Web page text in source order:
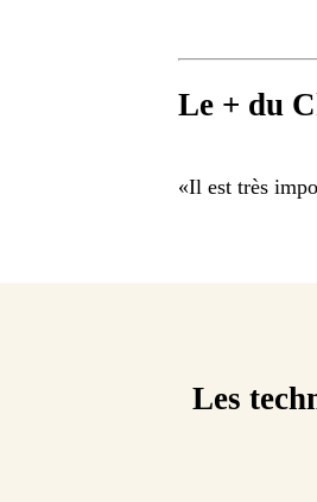
Le + du
«Il est très
Les